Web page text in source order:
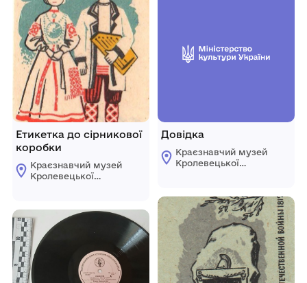
Етикетка до сірникової
коробки
Краєзнавчий музей
Кролевецької
Довідка
Краєзнавчий музей
Кролевецької